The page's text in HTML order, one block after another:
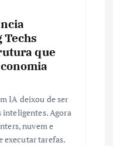
que
IA deixou de ser
Agora
nuvem e
executar tarefas.